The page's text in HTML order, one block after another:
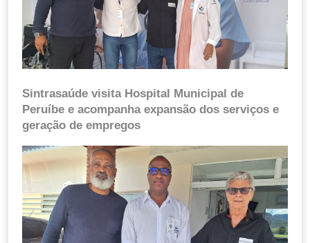
Sintrasaúde visita Hospital Municipal de
Peruíbe e acompanha expansão dos serviços e
geração de empregos